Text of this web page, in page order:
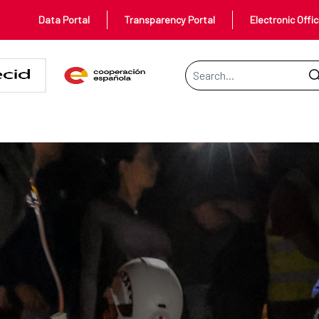
Data Portal Transparency Portal Electronic
Search Bar